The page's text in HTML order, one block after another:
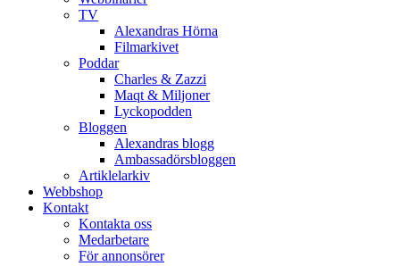
TV
Alexandras Hörna
Filmarkivet
Poddar
Charles & Zazzi
Maqt & Miljoner
Lyckopodden
Bloggen
Alexandras blogg
Ambassadörsbloggen
Artiklelarkiv
Webbshop
Kontakt
Kontakta oss
Medarbetare
För annonsörer